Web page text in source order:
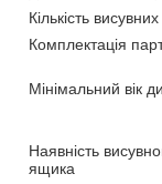
Кількість
Комплектація
Мінімальний вік
Наявність
ящика